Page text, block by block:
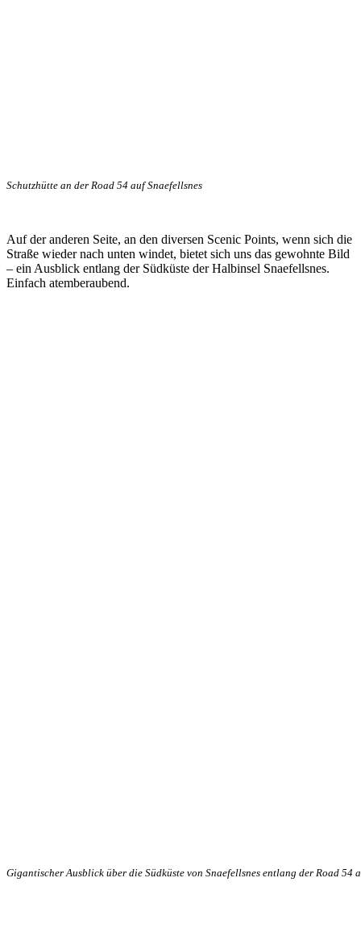
Schutzhütte an der Road 54 auf Snaefellsnes
Auf der anderen Seite, an den diversen Scenic Points, wenn sich die
Straße wieder nach unten windet, bietet sich uns das gewohnte Bild
– ein Ausblick entlang der Südküste der Halbinsel Snaefellsnes.
Einfach atemberaubend.
Gigantischer Ausblick über die Südküste von Snaefellsnes entlang der Road 54